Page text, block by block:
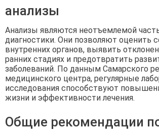
анализы
Анализы являются неотъемлемой
диагностики. Они позволяют оценить
внутренних органов, выявить
ранних стадиях и предотвратить
заболеваний. По данным Самарского
медицинского центра, регулярные
исследования способствуют
жизни и эффективности лечения.
Общие рекомендации